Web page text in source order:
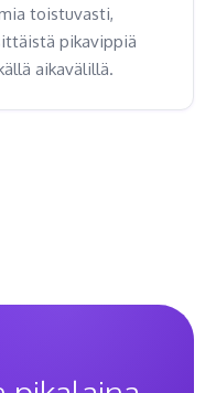
toistuvasti,
pikavippiä
aikavälillä.